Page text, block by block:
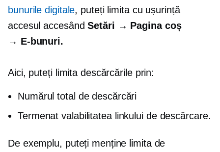
bunurile digitale, puteți limita cu ușurință
accesul accesândSetări → Pagina coș
→ E-bunuri.
Aici, puteți limita descărcările prin:
Numărul total de descărcări
Termenat valabilitatea linkului de descărcare.
De exemplu, puteți menține limita de